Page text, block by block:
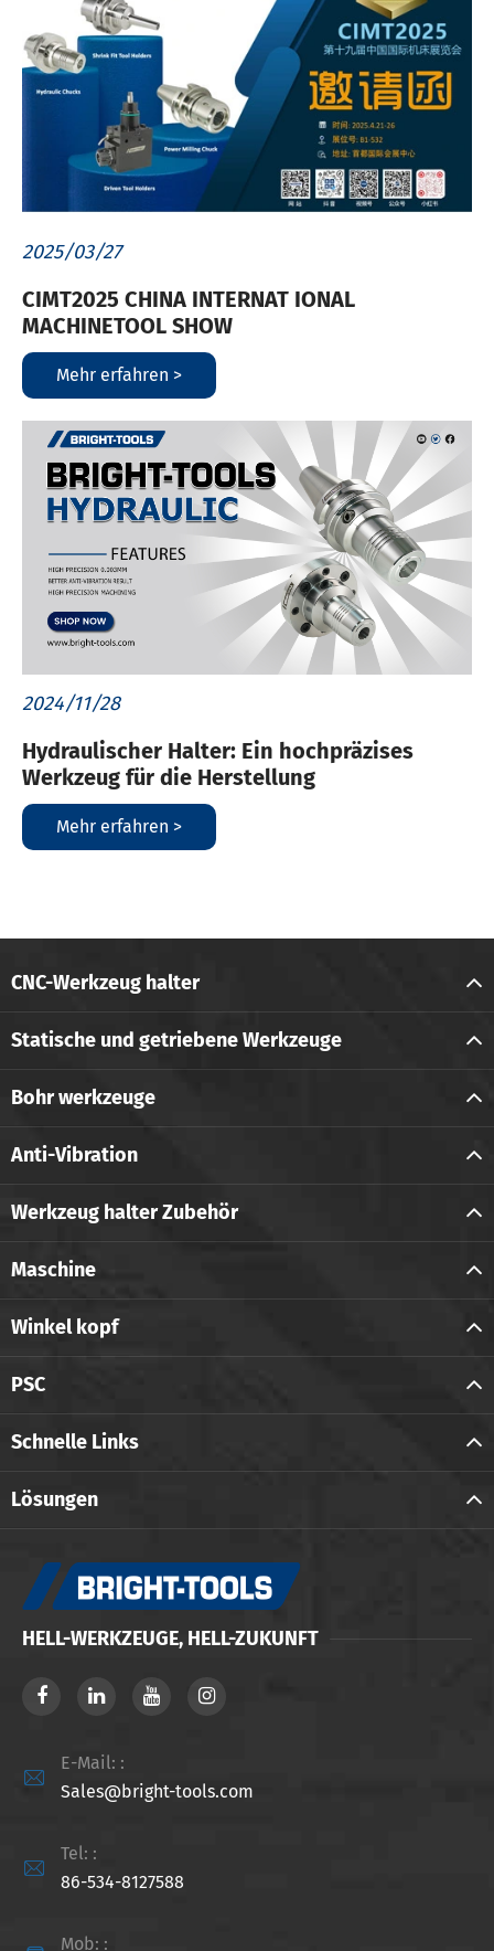
2025/03/27
CIMT2025 CHINA INTERNAT IONAL
MACHINETOOL SHOW
Mehr erfahren >
2024/11/28
Hydraulischer Halter: Ein hochpräzises
Werkzeug für die Herstellung
Mehr erfahren >
CNC-Werkzeug halter
Statische und getriebene Werkzeuge
Bohr werkzeuge
Anti-Vibration
Werkzeug halter Zubehör
Maschine
Winkel kopf
PSC
Schnelle Links
Lösungen
HELL-WERKZEUGE, HELL-ZUKUNFT

E-Mail: :
Sales@bright-tools.com

Tel: :
86-534-8127588
Mob: :